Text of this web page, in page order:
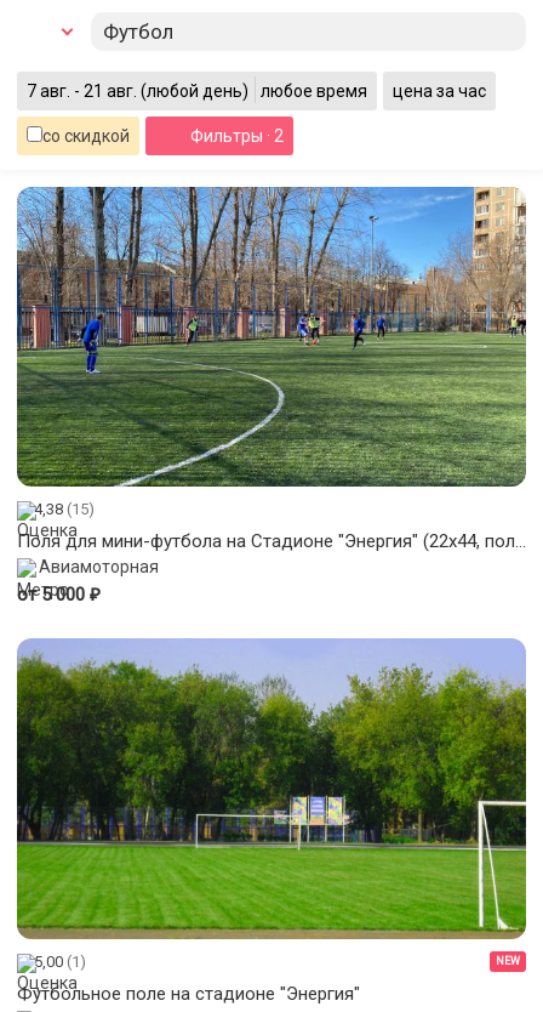
Футбол
7 авг. - 21 авг. (любой день) любое время цена за час
со скидкой Фильтры · 2
4,38 (15)
Поля для мини-футбола на Стадионе "Энергия" (22х44, поле-1,2)
Авиамоторная
от 5 000 ₽
5,00 (1) NEW
Футбольное поле на стадионе "Энергия"